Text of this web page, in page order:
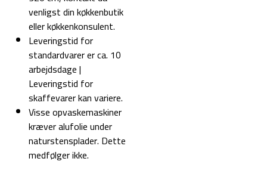
venligst din køkkenbutik
eller køkkenkonsulent.
Leveringstid for
standardvarer er ca. 10
arbejdsdage |
Leveringstid for
skaffevarer kan variere.
Visse opvaskemaskiner
kræver alufolie under
naturstensplader. Dette
medfølger ikke.